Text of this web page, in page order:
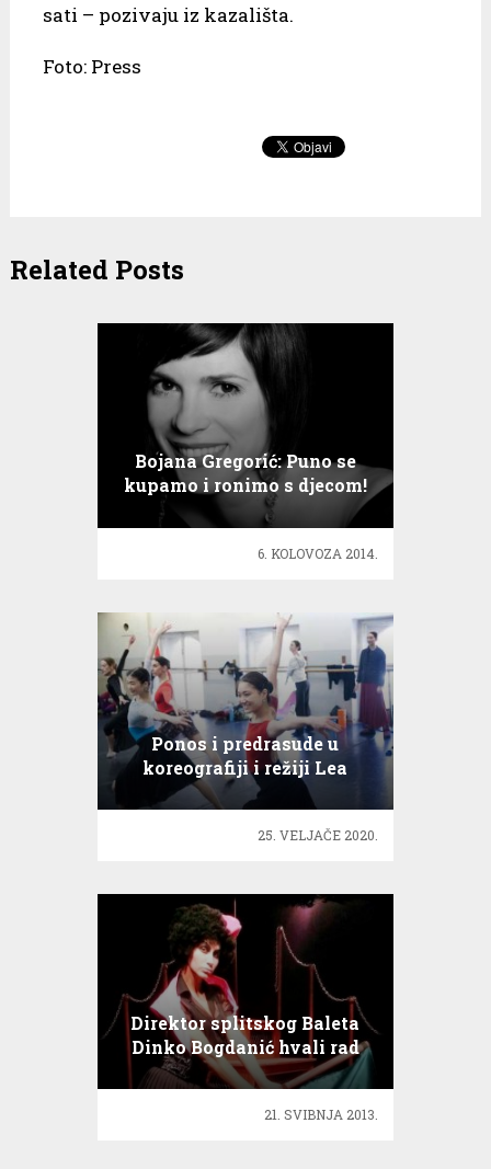
sati – pozivaju iz kazališta.
Foto: Press
Related Posts
Bojana Gregorić: Puno se
kupamo i ronimo s djecom!
6. KOLOVOZA 2014.
Ponos i predrasude u
koreografiji i režiji Lea
Mujića
25. VELJAČE 2020.
Direktor splitskog Baleta
Dinko Bogdanić hvali rad
Ane Gruice!
21. SVIBNJA 2013.